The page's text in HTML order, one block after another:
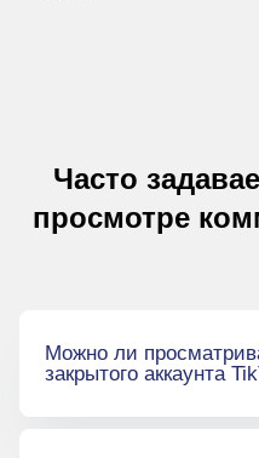
Часто
просмотре
Можно ли
закрытого аккаунта